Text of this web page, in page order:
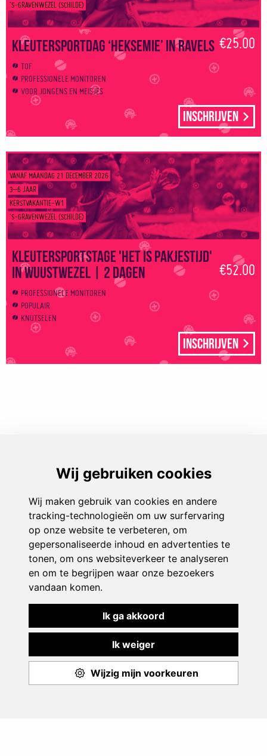
’S-GRAVENWEZEL (SCHILDE)
Kleutersportdag ‘Heksemie’ in Ravels €25.00
TOF
PROFESSIONELE MONITOREN
VOOR JONGENS EN MEISJES
Inschrijven
VANAF MAANDAG 21 DECEMBER 2026
3–6 JAAR
KERSTVAKANTIE-W1
’S-GRAVENWEZEL (SCHILDE)
Kleutersportstage 'Het is pakjestijd'
in Wuustwezel | 2 dagen
€52.00
PROFESSIONELE MONITOREN
POPULAIR
KNUTSELEN
Inschrijven
Aanbod
Events
Monitoren
Over ons